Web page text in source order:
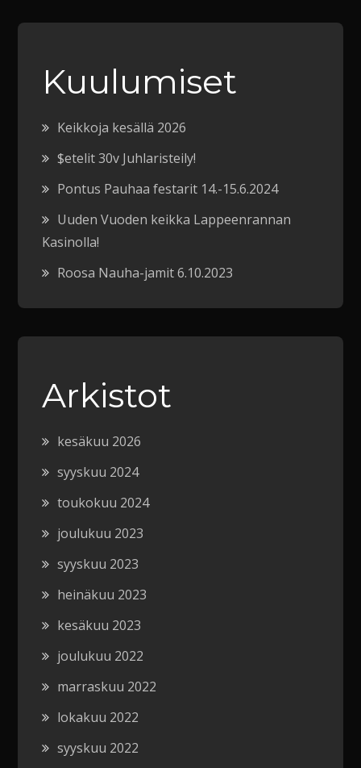
Kuulumiset
Keikkoja kesällä 2026
$etelit 30v Juhlaristeily!
Pontus Pauhaa festarit 14.-15.6.2024
Uuden Vuoden keikka Lappeenrannan
Kasinolla!
Roosa Nauha-jamit 6.10.2023
Arkistot
kesäkuu 2026
syyskuu 2024
toukokuu 2024
joulukuu 2023
syyskuu 2023
heinäkuu 2023
kesäkuu 2023
joulukuu 2022
marraskuu 2022
lokakuu 2022
syyskuu 2022